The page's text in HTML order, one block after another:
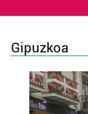
Gipuzkoa